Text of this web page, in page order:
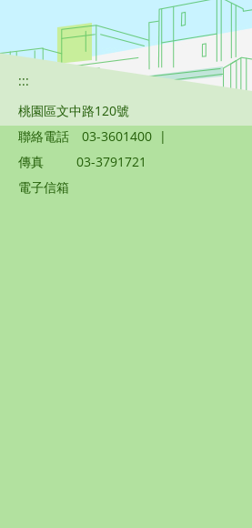
:::
桃園區文中路120號
聯絡電話
03-3601400 |
傳真
03-3791721
電子信箱